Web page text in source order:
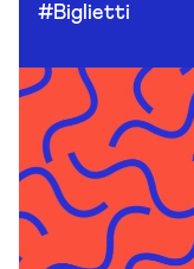
#Biglietti